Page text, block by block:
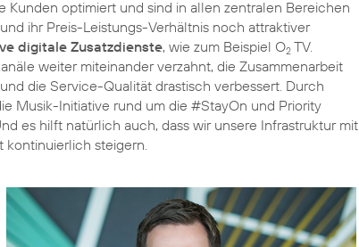
Kunden optimiert und sind in allen zentralen Bereichen
ihr Preis-Leistungs-Verhältnis noch attraktiver
digitale Zusatzdienste, wie zum Beispiel O2 TV.
weiter miteinander verzahnt, die Zusammenarbeit
die Service-Qualität drastisch verbessert. Durch
Musik-Initiative rund um die #StayOn und Priority
es hilft natürlich auch, dass wir unsere Infrastruktur mit
kontinuierlich steigern.